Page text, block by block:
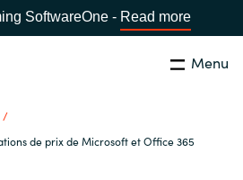
SoftwareOne - Read more
Menu
de prix de Microsoft et Office 365
Fermer